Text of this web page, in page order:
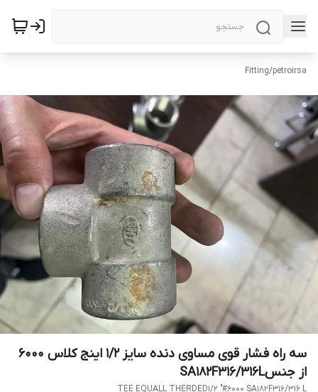
petroirsa
/
Fitting
سه راه فشار قوی مساوی دنده سایز 1/2 اینج کلاس 6000
از جنسSA182F316/316L
TEE EQUALL THERDED1/2 "#6000 SA182F316/316 L